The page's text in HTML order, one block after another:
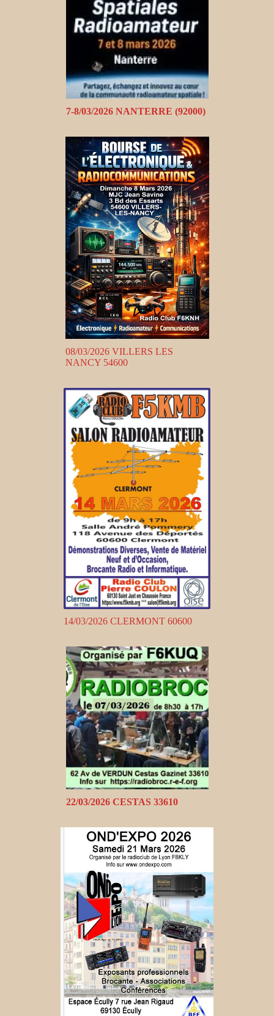
7-8/03/2026 NANTERRE (92000)
08/03/2026 VILLERS LES
NANCY 54600
14/03/2026 CLERMONT 60600
22/03/2026 CESTAS 33610